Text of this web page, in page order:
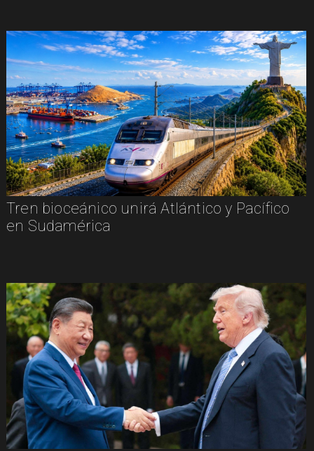
Tren bioceánico unirá Atlántico y Pacífico
en Sudamérica